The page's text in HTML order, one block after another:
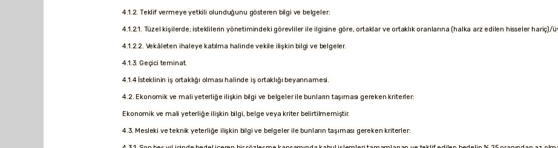
4.1.2. Teklif vermeye yetkili olunduğunu gösteren bilgi ve belgeler:
4.1.2.1. Tüzel kişilerde; isteklilerin yönetimindeki görevliler ile ilgisine göre, ortaklar ve ortaklık oranlarına (halka arz edilen hisseler hariç)/
4.1.2.2. Vekâleten ihaleye katılma halinde vekile ilişkin bilgi ve belgeler.
4.1.3. Geçici teminat.
4.1.4 İsteklinin iş ortaklığı olması halinde iş ortaklığı beyannamesi.
4.2. Ekonomik ve mali yeterliğe ilişkin bilgi ve belgeler ile bunların taşıması gereken kriterler:
Ekonomik ve mali yeterliğe ilişkin bilgi, belge veya kriter belirtilmemiştir.
4.3. Mesleki ve teknik yeterliğe ilişkin bilgi ve belgeler ile bunların taşıması gereken kriterler: